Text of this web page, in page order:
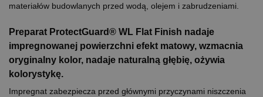
materiałów budowlanych przed wodą, olejem i zabrudzeniami.
Preparat ProtectGuard® WL Flat Finish nadaje
impregnowanej powierzchni efekt matowy, wzmacnia
oryginalny kolor, nadaje naturalną głębię, ożywia
kolorystykę.
Impregnat zabezpiecza przed głównymi przyczynami niszczenia